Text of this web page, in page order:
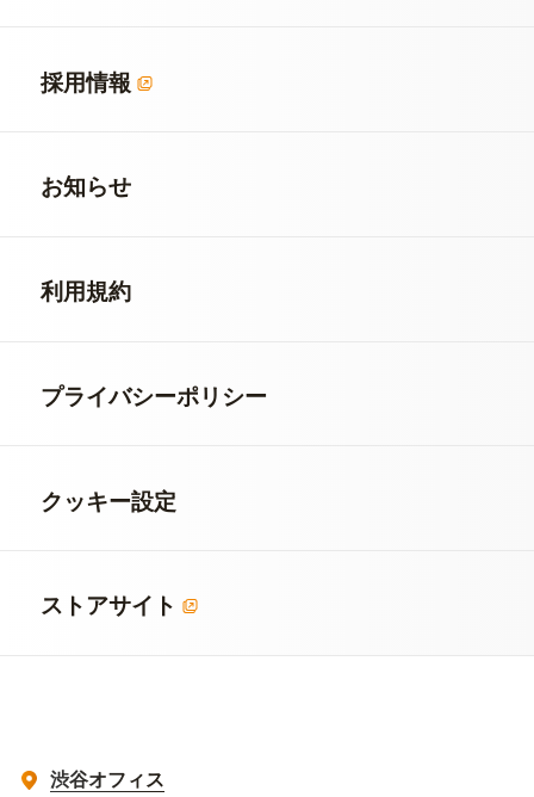
採用情報
お知らせ
利用規約
プライバシーポリシー
クッキー設定
ストアサイト
渋谷オフィス